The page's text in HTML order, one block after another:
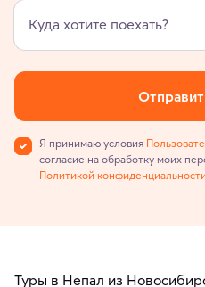
Куда хотите поехать?
Я принимаю условия
согласие на обработку моих
Политикой
Туры в Непал из